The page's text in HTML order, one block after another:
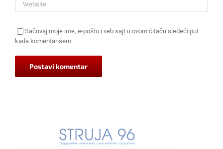
Sačuvaj moje ime, e-poštu i veb sajt u ovom čitaču sledeći put
kada komentarišem.